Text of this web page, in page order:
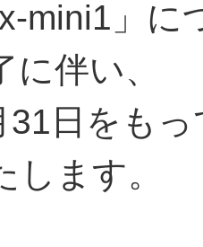
mini1」
伴い、
31日をも
します。